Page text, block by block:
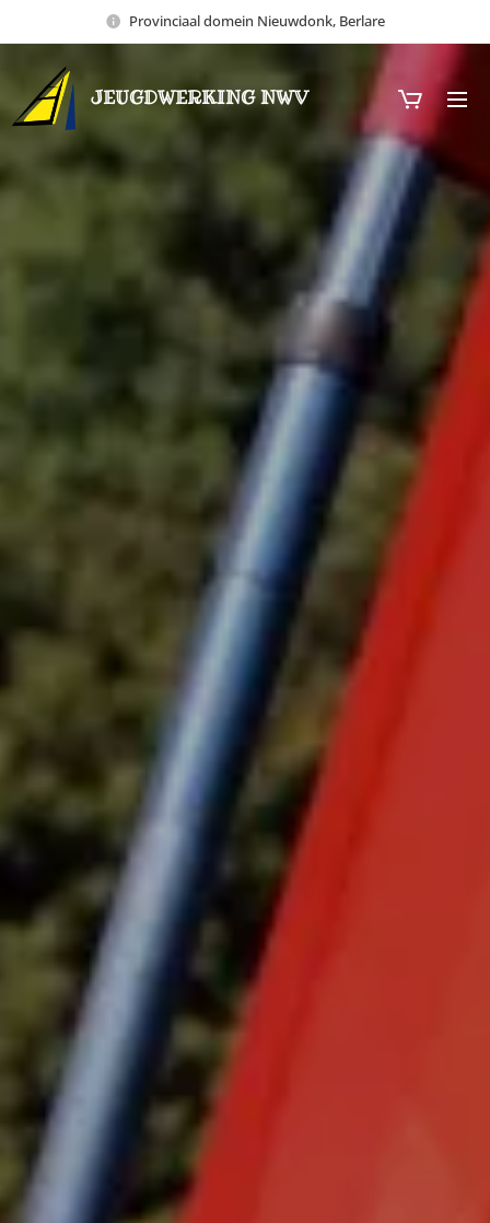
Provinciaal domein Nieuwdonk, Berlare
JEUGDWERKING NWV